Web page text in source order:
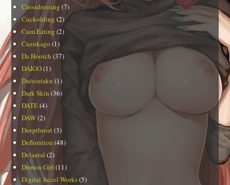
Crossdressing (7)
Cuckolding (2)
Cum Eating (2)
Cuzukago (1)
Da Hootch (37)
DAIGO(1)
Daitoutaku (1)
Dark Skin (36)
DATE(4)
DAW(2)
Deepthroat(3)
Defloration (48)
Delantal (2)
Demon Girl (11)
Digital Accel Works(5)